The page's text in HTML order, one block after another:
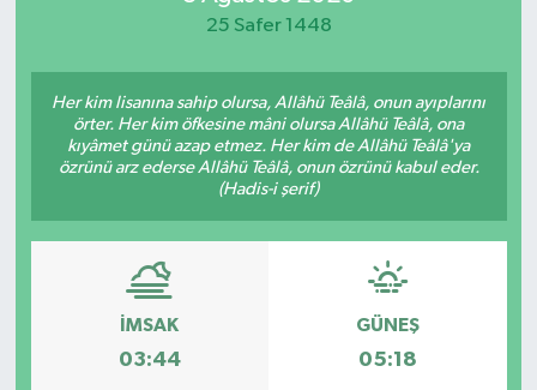
25 Safer 1448
Her kim lisanına sahip olursa, Allâhü Teâlâ, onun ayıplarını
örter. Her kim öfkesine mâni olursa Allâhü Teâlâ, ona
kıyâmet günü azap etmez. Her kim de Allâhü Teâlâ'ya
özrünü arz ederse Allâhü Teâlâ, onun özrünü kabul eder.
(Hadis-i şerif)
İMSAK
03:44
GÜNEŞ
05:18